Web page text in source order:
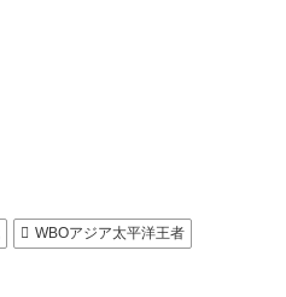
WBOアジア太平洋王者